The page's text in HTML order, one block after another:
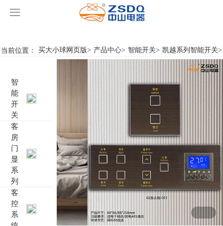
买大小球网页版
雅典系列智能开关
轻典系列智能开关
怡典系列智能开关
智典系列智能开关
标准86门显
标准带房号门显
非标定制门显
客控系统
客控系统方案1
客控系统方案2
客控系统方案3
智能家居系列
电动窗帘
无线开关插座
特色产品
壁龛式插卡取电
行业新闻
成功案例
买大小球网页版-买大小球（中国）
当前位置： 买大小球网页版> 产品中心> 智能开关> 凯越系列智能开关>
智
能
开
关
客
房
门
显
系
列
客
控
系